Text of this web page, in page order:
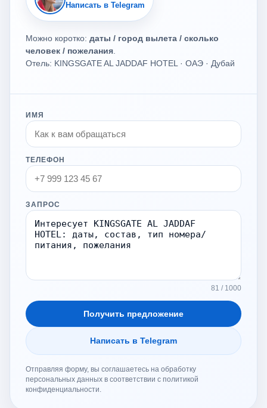
Написать в Telegram
Можно коротко: даты / город вылета / сколько
человек / пожелания
Отель: KINGSGATE AL JADDAF HOTEL · ОАЭ · Дубай
ИМЯ
ТЕЛЕФОН
ЗАПРОС
81 / 1000
Получить предложение
Написать в Telegram
Отправляя форму, вы соглашаетесь на обработку
персональных данных в соответствии с политикой
конфиденциальности.